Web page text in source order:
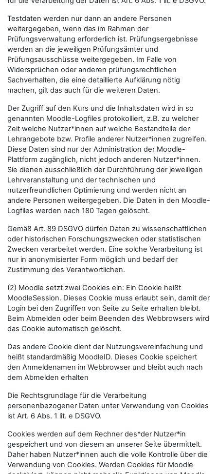
Testdaten werden nur dann an andere Personen
weitergegeben, wenn das im Rahmen der
Prüfungsverwaltung erforderlich ist. Prüfungsergebnisse
werden an die jeweiligen Prüfungsämter und
Prüfungsausschüsse weitergegeben. Im Falle von
Widersprüchen oder anderen prüfungsrechtlichen
Sachverhalten, die eine detaillierte Aufklärung nötig
machen, gilt das auch für die weiteren Daten.
Der Zugriff auf den Kurs und die Inhaltsdaten wird in so
genannten Moodle-Logfiles protokolliert, z.B. zu welcher
Zeit welche Nutzer*innen auf welche Bestandteile der
Lehrangebote bzw. Profile anderer Nutzer*innen zugreifen.
Diese Daten sind nur der Administration der Moodle-
Plattform zugänglich, nicht jedoch anderen Nutzer*innen.
Sie dienen ausschließlich der Durchführung der jeweiligen
Lehrveranstaltung und der technischen und
nutzerfreundlichen Optimierung und werden nicht an
andere Personen weitergegeben. Die Daten in den Moodle-
Logfiles werden nach 180 Tagen gelöscht.
Gemäß Art. 89 DSGVO dürfen Daten zu wissenschaftlichen
oder historischen Forschungszwecken oder statistischen
Zwecken verarbeitet werden. Eine solche Verarbeitung ist
nur in anonymisierter Form möglich und bedarf der
Zustimmung des Verantwortlichen.
(2) Moodle setzt zwei Cookies ein: Ein Cookie heißt
MoodleSession. Dieses Cookie muss erlaubt sein, damit der
Login bei den Zugriffen von Seite zu Seite erhalten bleibt.
Beim Abmelden oder beim Beenden des Webbrowsers wird
das Cookie automatisch gelöscht.
Das andere Cookie dient der Nutzungsvereinfachung und
heißt standardmäßig MoodleID. Dieses Cookie speichert
den Anmeldenamen im Webbrowser und bleibt auch nach
dem Abmelden erhalten
Die Rechtsgrundlage für die Verarbeitung
personenbezogener Daten unter Verwendung von Cookies
ist Art. 6 Abs. 1 lit. e DSGVO.
Cookies werden auf dem Rechner des*der Nutzer*in
gespeichert und von diesem an unserer Seite übermittelt.
Daher haben Nutzer*innen auch die volle Kontrolle über die
Verwendung von Cookies. Werden Cookies für Moodle